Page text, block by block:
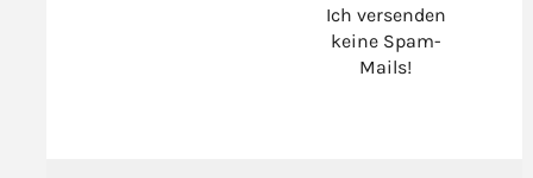
Ich versenden
keine Spam-
Mails!